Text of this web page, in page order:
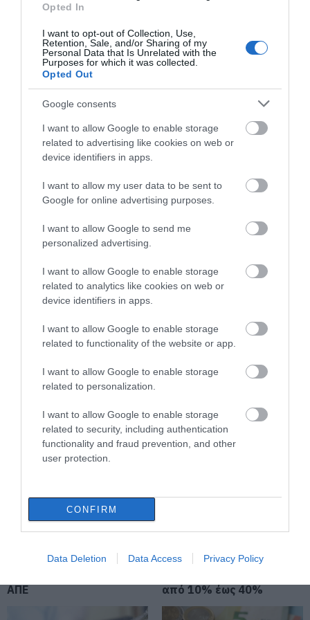
Opted In
I want to opt-out of Collection, Use,
Retention, Sale, and/or Sharing of my
Personal Data that Is Unrelated with the
Purposes for which it was collected.
Opted Out
Google consents
I want to allow Google to enable storage
related to advertising like cookies on web or
device identifiers in apps.
I want to allow my user data to be sent to
Google for online advertising purposes.
I want to allow Google to send me
personalized advertising.
I want to allow Google to enable storage
related to analytics like cookies on web or
device identifiers in apps.
I want to allow Google to enable storage
related to functionality of the website or app.
I want to allow Google to enable storage
related to personalization.
I want to allow Google to enable storage
related to security, including authentication
functionality and fraud prevention, and other
user protection.
CONFIRM
Data Deletion Data Access Privacy Policy
χωρίς εξαιρέσεις
08.08.2026 | 20:20
Εύβοια: Η μαύρη επέτειος της
καταστροφικής πυρκαγιάς – Το
χρονικό της τραγωδίας
08.08.2026 | 20:00
Εύβοια: Πότε θα γίνει ο
καθιερωμένος έρανος για το
«Στιφάδο της Παναγίας»
Ο Αλέξης Τσίπρας παρουσιάζει το
οικονομικό πρόγραμμα της ΕΛ.Α.Σ.
στη Θεσσαλονίκη
Κάνεις δεν ξεχνά τι έζησε η
Εύβοια πριν πέντε χρόνια
ιστορικών γκολ του Μαραντόνα
08.08.2026 | 18:40
Αγανάκτηση σε χωριό της
Εύβοιας: Μένουν κάθε μέρα χωρίς
νερό – Σοβαρή καταγγελία
Αγροτικές ενισχύσεις: Ποιοι θα
λάβουν νωρίτερα τις
αντιδήμαρχος στην Εύβοια! Έγινε
Όλες οι τελευταίες ειδήσεις
ΠΕΡΙΣΣΟΤΕΡΑ ΑΠΟ ΟΙΚΟΝΟΜΙΑ
Αγροτικές ενισχύσεις:
Ποιοι θα λάβουν
προκαταβολές
Φωτιά στη Βοιωτία:
στήριξης για την
εστίαση ζητά η ΠΣτΕ
Όμιλος ΔΕΗ: Νέα
συμφωνία για
ΑΠΕ
Μεταφορές χρημάτων:
Σε ποιες περιπτώσεις η
από 10% έως 40%